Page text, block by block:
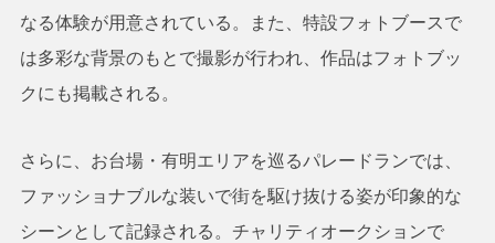
なる体験が用意されている。また、特設フォトブースで
は多彩な背景のもとで撮影が行われ、作品はフォトブッ
クにも掲載される。
さらに、お台場・有明エリアを巡るパレードランでは、
ファッショナブルな装いで街を駆け抜ける姿が印象的な
シーンとして記録される。チャリティオークションで